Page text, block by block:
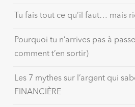
Tu fais tout ce qu’il faut… mais
Pourquoi tu n’arrives pas à
comment t’en sortir)
Les 7 mythes sur l’argent qui
FINANCIÈRE